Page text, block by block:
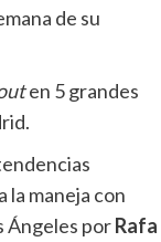
de su
en 5 grandes
la maneja con
Ángeles porRafa